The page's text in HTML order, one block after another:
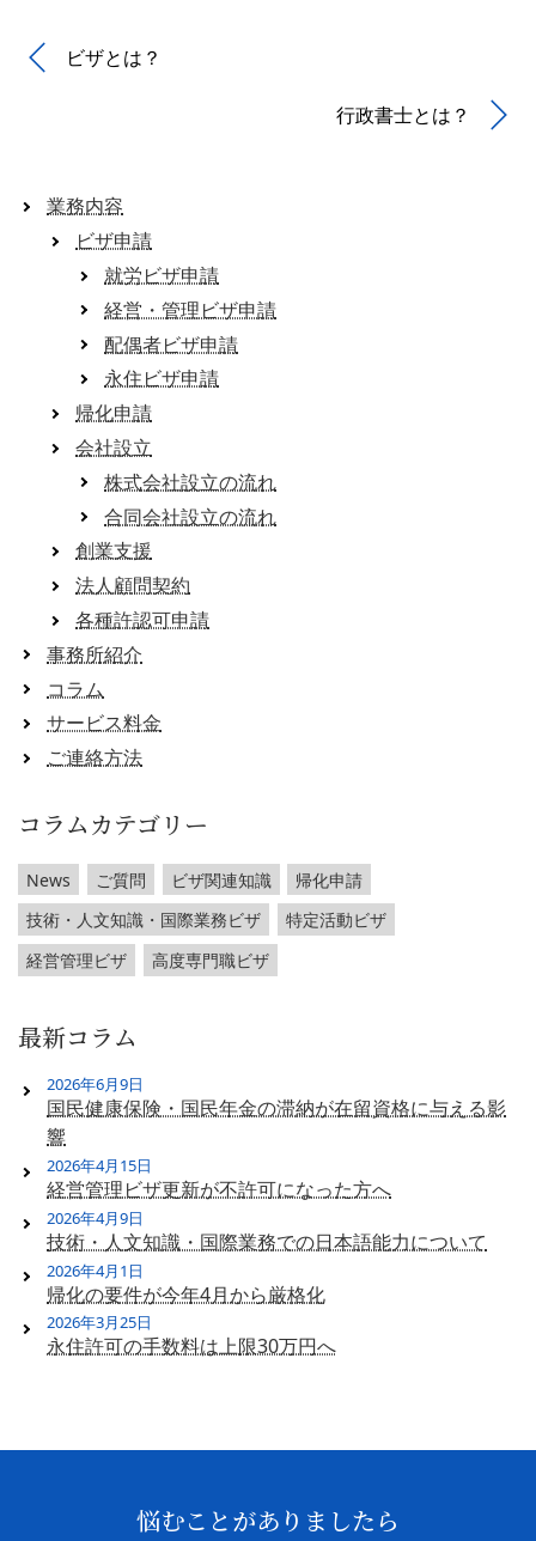
ビザとは？
行政書士とは？
業務内容
ビザ申請
就労ビザ申請
経営・管理ビザ申請
配偶者ビザ申請
永住ビザ申請
帰化申請
会社設立
株式会社設立の流れ
合同会社設立の流れ
創業支援
法人顧問契約
各種許認可申請
事務所紹介
コラム
サービス料金
ご連絡方法
コラムカテゴリー
News ご質問 ビザ関連知識
帰化申請
技術・人文知識・国際業務ビザ
特定活動ビザ
経営管理ビザ
高度専門職ビザ
最新コラム
2026年6月9日
国民健康保険・国民年金の滞納が在留資格に与える影
響
2026年4月15日
経営管理ビザ更新が不許可になった方へ
2026年4月9日
技術・人文知識・国際業務での日本語能力について
2026年4月1日
帰化の要件が今年4月から厳格化
2026年3月25日
永住許可の手数料は上限30万円へ
悩むことがありましたら